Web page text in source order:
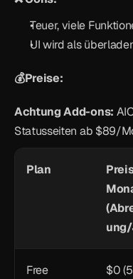
Teuer, viele
UI wird als
💰Preise:
Achtung Add-ons:
Statusseiten ab $89/
Plan
Free
$0